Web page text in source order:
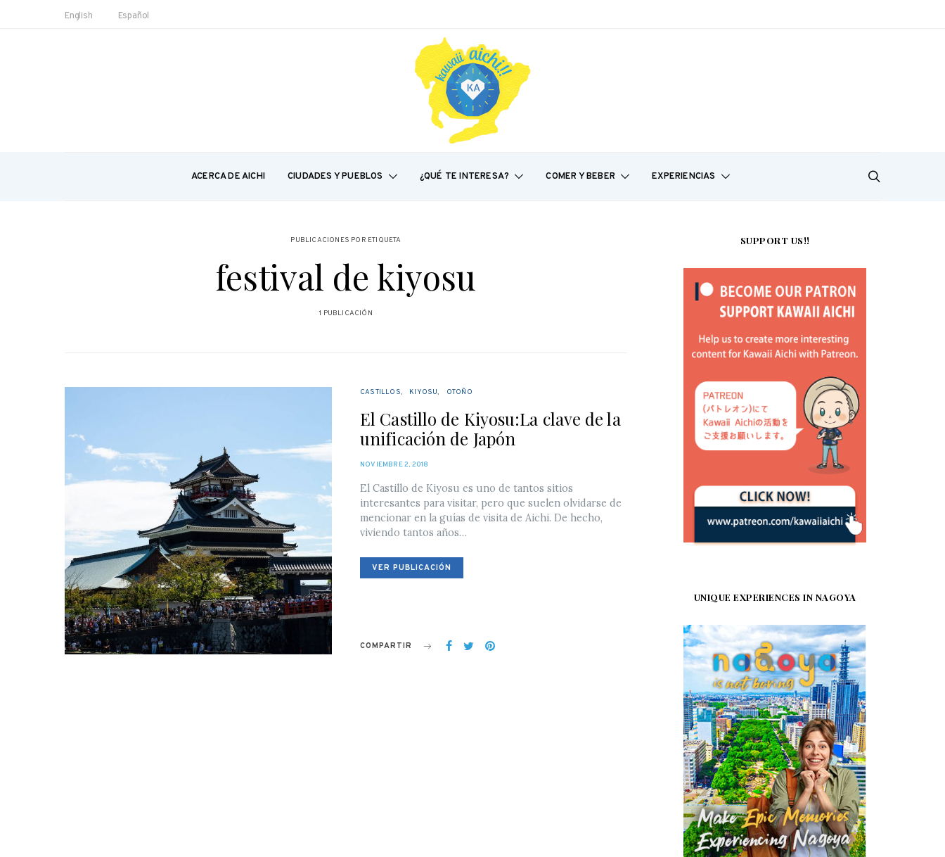
English Español
ACERCA DE AICHI CIUDADES Y PUEBLOS ¿QUÉ TE INTERESA? COMER Y BEBER EXPERIENCIAS
PUBLICACIONES POR ETIQUETA
festival de kiyosu
1 PUBLICACIÓN
CASTILLOS KIYOSU OTOÑO
El Castillo de Kiyosu:La clave de la
unificación de Japón
POSTED
NOVIEMBRE 2, 2018
El Castillo de Kiyosu es uno de tantos sitios
interesantes para visitar, pero que suelen olvidarse de
mencionar en la guías de visita de Aichi. De hecho,
viviendo tantos años…
VER PUBLICACIÓN
COMPARTIR
SUPPORT US!!
UNIQUE EXPERIENCES IN NAGOYA